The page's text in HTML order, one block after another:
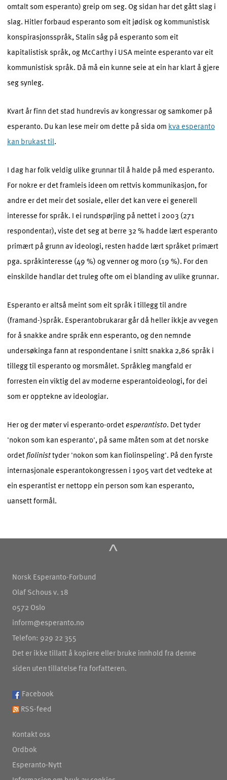
omtalt som esperanto) greip om seg. Og sidan har det gått slag i
slag. Hitler forbaud esperanto som eit jødisk og kommunistisk
konspirasjonsspråk, Stalin såg på esperanto som eit
kapitalistisk språk, og McCarthy i USA meinte esperanto var eit
kommunistisk språk. Då må ein kunne seie at ein har klart å gjere
seg synleg.
Kvart år finn det stad hundrevis av kongressar og samkomer på
esperanto. Du kan lese meir om dette på sida om kva esperanto
kan brukast til.
I dag har folk veldig ulike grunnar til å halde på med esperanto.
For nokre er det framleis ideen om rettvis kommunikasjon, for
andre er det meir det sosiale, eller det kan vere ei generell
interesse for språk. I ei rundspørjing på nettet i 2003 (271
respondentar), viste det seg at berre 32 % hadde lært esperanto
primært på grunn av ideologi, resten hadde lært språket primært
pga. språkinteresse (49 %) og venner og moro (19 %). For den
einskilde handlar det truleg ofte om ei blanding av ulike grunnar.
Esperanto er altså meint som eit språk i tillegg til andre
(framand-)språk. Esperantobrukarar går då heller ikkje av vegen
for å snakke andre språk enn esperanto, og den nemnde
undersøkinga fann at respondentane i snitt snakka 2,86 språk i
tillegg til esperanto og morsmålet. Språkleg mangfald er
forresten ein viktig del av moderne esperantoideologi, for dei
som er opptekne av ideologiar.
Her og der møter vi esperanto-ordetesperantisto. Det tyder
'nokon som kan esperanto', på same måten som at det norske
ordetfiolinisttyder 'nokon som kan fiolinspeling'. På den fyrste
internasjonale esperantokongressen i 1905 vart det vedteke at
ein esperantist er nettopp ein person som kan esperanto,
uansett formål.
^
Norsk Esperanto-Forbund
Olaf Schous v. 18
0572 Oslo
inform@esperanto.no
Telefon: 929 22 355
Det er ikke tillatt å kopiere eller bruke innhold fra denne
siden uten tillatelse fra forfatteren.
Facebook
RSS-feed
Kontakt oss
Ordbok
Esperanto-Nytt